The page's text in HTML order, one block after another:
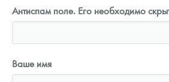
Антиспам поле. Его необходимо
Ваше имя